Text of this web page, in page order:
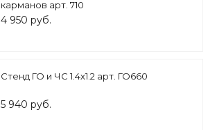
карманов арт. 710
4 950 руб.
Стенд ГО и ЧС 1.4х1.2 арт. ГО660
5 940 руб.